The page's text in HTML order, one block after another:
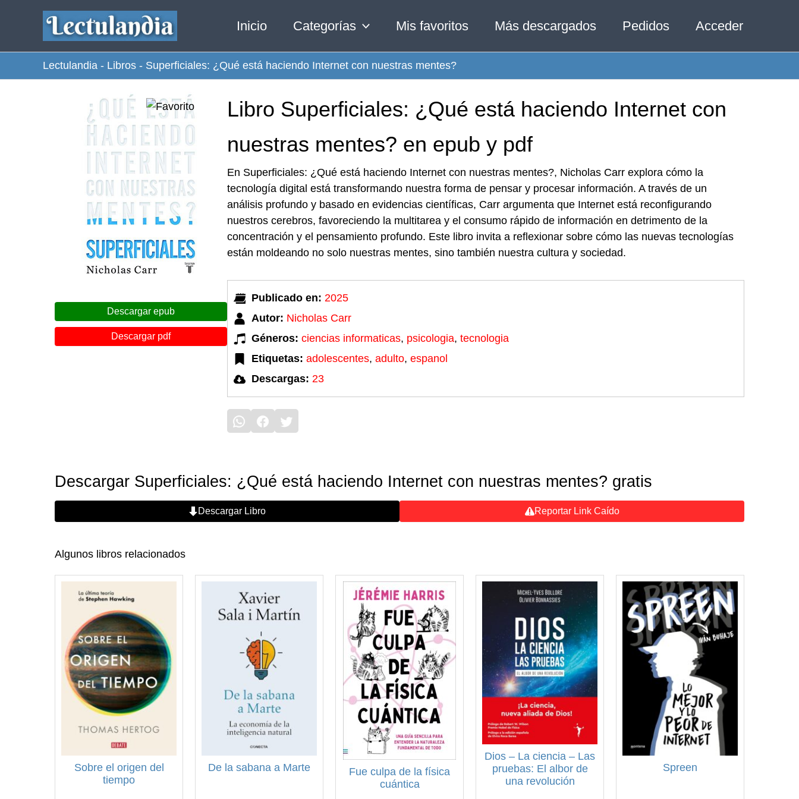
contenido
Inicio Categorías Mis favoritos Más descargados Pedidos Acceder
Lectulandia - Libros - Superficiales: ¿Qué está haciendo Internet con nuestras mentes?
Descargar epub
Descargar pdf
Libro Superficiales: ¿Qué está haciendo Internet con
nuestras mentes? en epub y pdf
En Superficiales: ¿Qué está haciendo Internet con nuestras mentes?, Nicholas Carr explora cómo la
tecnología digital está transformando nuestra forma de pensar y procesar información. A través de un
análisis profundo y basado en evidencias científicas, Carr argumenta que Internet está reconfigurando
nuestros cerebros, favoreciendo la multitarea y el consumo rápido de información en detrimento de la
concentración y el pensamiento profundo. Este libro invita a reflexionar sobre cómo las nuevas tecnologías
están moldeando no solo nuestras mentes, sino también nuestra cultura y sociedad.
Publicado en: 2025
Autor: Nicholas Carr
Géneros: ciencias informaticas, psicologia, tecnologia
Etiquetas: adolescentes, adulto, espanol
Descargas: 23
Descargar Superficiales: ¿Qué está haciendo Internet con nuestras mentes? gratis
Descargar Libro Reportar Link Caído
Algunos libros relacionados
Sobre el origen del
tiempo
De la sabana a Marte
Fue culpa de la física
cuántica
Dios – La ciencia – Las
pruebas: El albor de
una revolución
Spreen